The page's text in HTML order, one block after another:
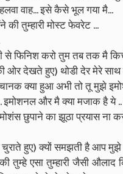
वाह... इसे कैसे भूल गया मै...
की तुम्हारी मोस्ट फेवरेट ...
से फिनिश करो तुम तब तक मै
ओर देखते हुए) थोडी देर मेरे
क्या हुआ अभी तो तू मुझे
इमोशनल और मै क्या मजाक है ये ..
छुपाने का झूठा प्रयास ना
हुए) क्यों समझती है आप
तुम्हे एसा तुम्हारी जैसी औलाद